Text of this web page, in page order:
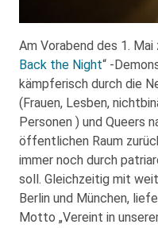
Am Vorabend des 1.
Back the Night“ -
kämpferisch durch die
(Frauen, Lesben,
Personen ) und Queers
öffentlichen Raum
immer noch durch
soll. Gleichzeitig mit
Berlin und München,
Motto „Vereint in